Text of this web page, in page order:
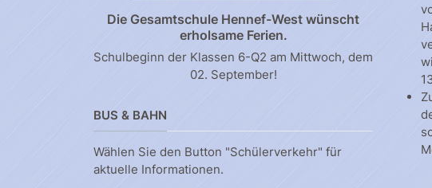
Die Gesamtschule Hennef-West wünscht
erholsame Ferien.
Schulbeginn der Klassen 6-Q2 am Mittwoch, dem
02. September!
BUS & BAHN
Wählen Sie den Button "Schülerverkehr" für
aktuelle Informationen.